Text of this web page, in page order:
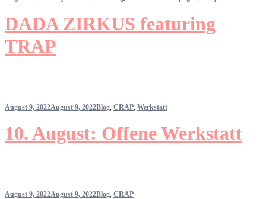
DADA ZIRKUS featuring
TRAP
August 9, 2022August 9, 2022Blog, CRAP, Werkstatt
10. August: Offene Werkstatt
August 9, 2022August 9, 2022Blog, CRAP